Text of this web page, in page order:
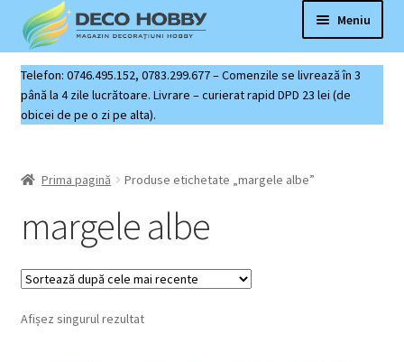
Sari
la
navigare
Sari
la
conținut
Meniu
Deco Hobby
Contact
Coș produse
Telefon: 0746.495.152, 0783.299.677 – Comenzile se livrează în 3
până la 4 zile lucrătoare. Livrare – curierat rapid DPD 23 lei (de
obicei de pe o zi pe alta).
Prima pagină Produse etichetate „margele albe”
margele albe
Afișez singurul rezultat